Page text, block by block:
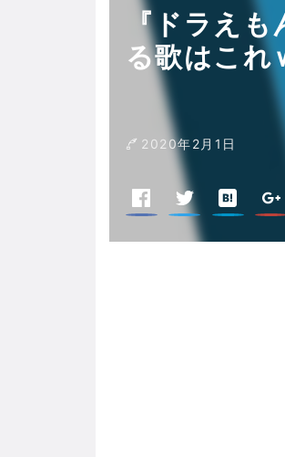
『ドラえ
る歌はこれ
2020年2月1日